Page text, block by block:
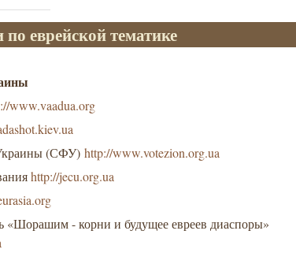
еврейской тематике
www.vaadua.org
Украины (СФУ)http://www.votezion.org.ua
http://jecu.org.ua
«Шорашим - корни и будущее евреев диаспоры»